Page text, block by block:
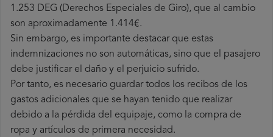
1.253 DEG (Derechos Especiales de Giro), que al cambio
son aproximadamente 1.414€.
Sin embargo, es importante destacar que estas
indemnizaciones no son automáticas, sino que el pasajero
debe justificar el daño y el perjuicio sufrido.
Por tanto, es necesario guardar todos los recibos de los
gastos adicionales que se hayan tenido que realizar
debido a la pérdida del equipaje, como la compra de
ropa y artículos de primera necesidad.